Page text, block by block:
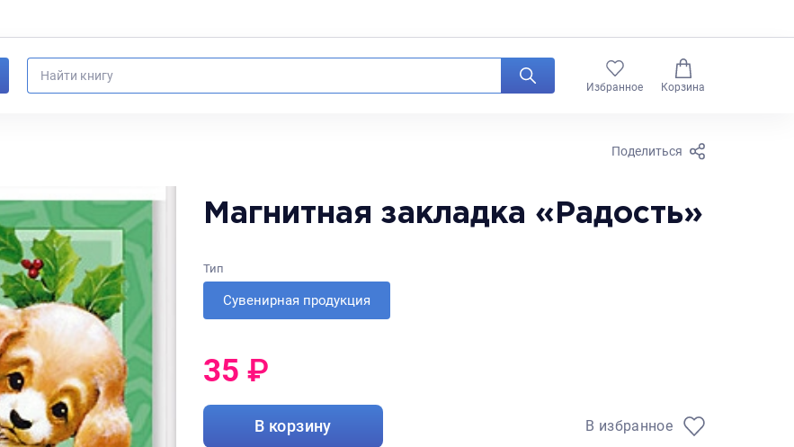
Избранное Корзина
Поделиться
Магнитная закладка «Радость»
Тип
Сувенирная продукция
35 ₽
В корзину В избранное